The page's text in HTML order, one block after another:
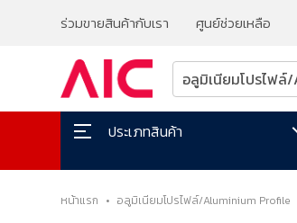
ร่วมขายสินค้ากับเรา ศูนย์ช่วยเหลือ
ประเภทสินค้า
หน้าแรก • อลูมิเนียมโปรไฟล์/Aluminium Profile